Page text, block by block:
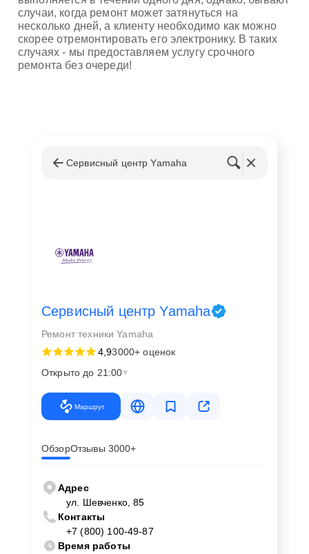
случаи, когда ремонт может затянуться на
несколько дней, а клиенту необходимо как можно
скорее отремонтировать его электронику. В таких
случаях - мы предоставляем услугу срочного
ремонта без очереди!
Сервисный центр Yamaha
Сервисный центр Yamaha
Ремонт техники Yamaha
4,93000+ оценок
Открыто до 21:00
Маршрут
ОбзорОтзывы 3000+
Адрес
ул. Шевченко, 85
Контакты
+7 (800) 100-49-87
Время работы